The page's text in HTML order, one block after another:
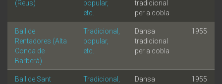
(Reus)
popular,
etc.
tradicional
per a cobla
Ball de
Rentadores (Alta
Conca de
Barberà)
Tradicional,
popular,
etc.
Dansa
tradicional
per a cobla
1955
Ball de Sant
Tradicional,
Dansa
1955